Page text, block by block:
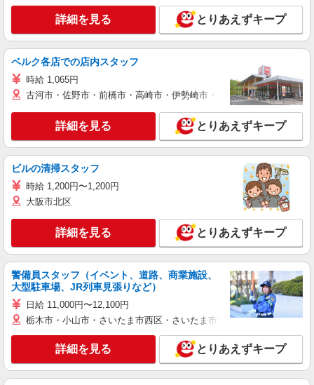
詳細を見る とりあえずキープ
ベルク各店での店内スタッフ
時給 1,065円
古河市・佐野市・前橋市・高崎市・伊勢崎市・太田市・館林市・藤
詳細を見る とりあえずキープ
ビルの清掃スタッフ
時給 1,200円〜1,200円
大阪市北区
詳細を見る とりあえずキープ
警備員スタッフ（イベント、道路、商業施設、
大型駐車場、JR列車見張りなど）
日給 11,000円〜12,100円
栃木市・小山市・さいたま市西区・さいたま市岩槻区・久喜市・蓮田
詳細を見る とりあえずキープ